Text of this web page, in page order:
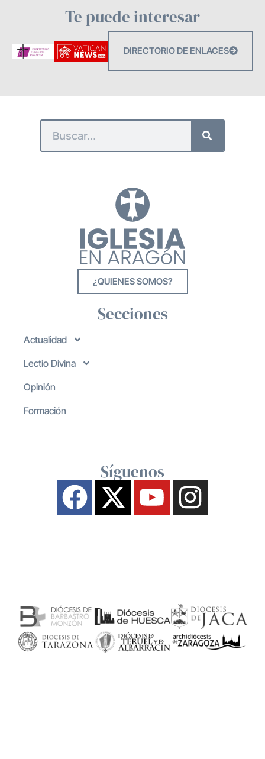
Te puede interesar
DIRECTORIO DE ENLACES
¿QUIENES SOMOS?
Secciones
Actualidad
Lectio Divina
Opinión
Formación
Síguenos